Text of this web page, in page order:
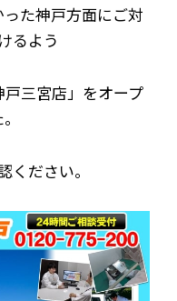
た神戸方面にご対
るよう
戸三宮店」をオープ
ください。